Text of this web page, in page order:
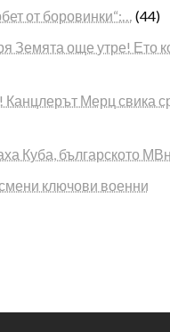
от боровинки“:… (44)
Земята още утре! Ето
Мерц свика
Куба, българското
ключови военни